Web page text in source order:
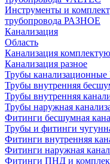
Инструменты и
трубопровода РАЗНОЕ
Канализация
Область
Канализация
Канализация разное
Трубы
Трубы внутренняя
Трубы внутренняя
Трубы наружная
Фитинги бесшумная
Трубы и фитинги
Фитинги внутренняя
Фитинги наружная
Фитинги ПНД и